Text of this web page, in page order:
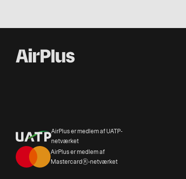
AirPlus er medlem af UATP-
netværket
AirPlus er medlem af
Mastercard®-netværket